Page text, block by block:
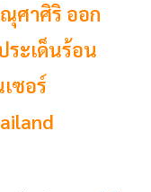
ศาศิริ ออก
ระเด็นร้อน
ซอร์